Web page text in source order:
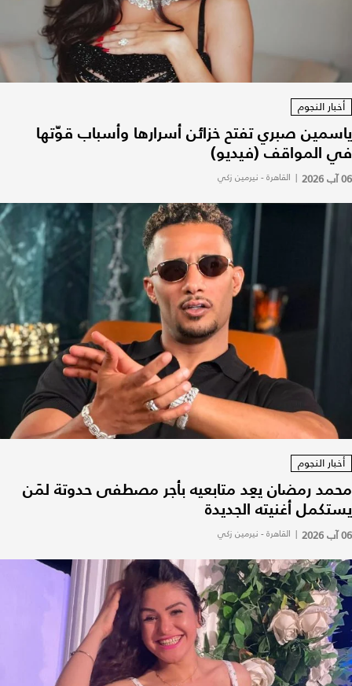
أخبار النجوم
ياسمين صبري تفتح خزائن أسرارها وأسباب قوّتها
في المواقف (فيديو)
06 آب 2026 | القاهرة - نيرمين زكي
أخبار النجوم
محمد رمضان يعِد متابعيه بأجر مصطفى حدوتة لمَن
يستكمل أغنيته الجديدة
06 آب 2026 | القاهرة - نيرمين زكي